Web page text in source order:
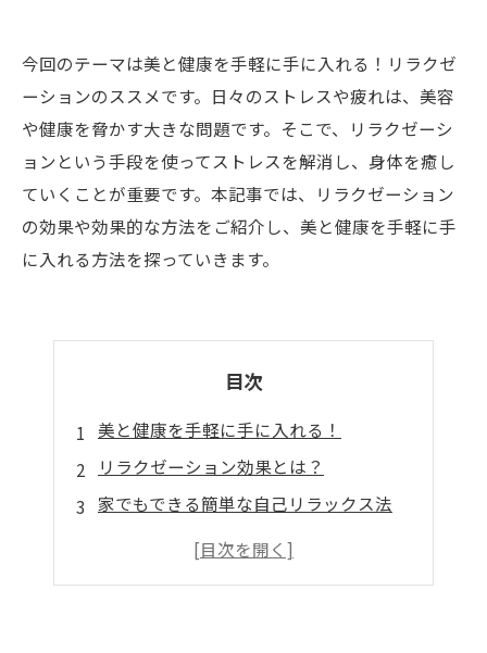
今回のテーマは美と健康を手軽に手に入れる！リラクゼ
ーションのススメです。日々のストレスや疲れは、美容
や健康を脅かす大きな問題です。そこで、リラクゼーシ
ョンという手段を使ってストレスを解消し、身体を癒し
ていくことが重要です。本記事では、リラクゼーション
の効果や効果的な方法をご紹介し、美と健康を手軽に手
に入れる方法を探っていきます。
目次
美と健康を手軽に手に入れる！
リラクゼーション効果とは？
家でもできる簡単な自己リラックス法
多様化するリラクゼーション施術